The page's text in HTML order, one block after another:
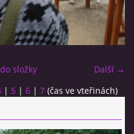
Další →
složky
| 5 | 6 | 7 (čas ve vteřinách)